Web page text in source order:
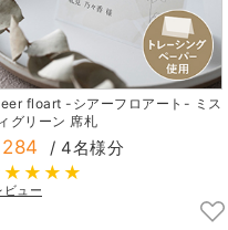
floart -シアーフロアート- ミス
グリーン 席札
284 / 4名様分
ビュー